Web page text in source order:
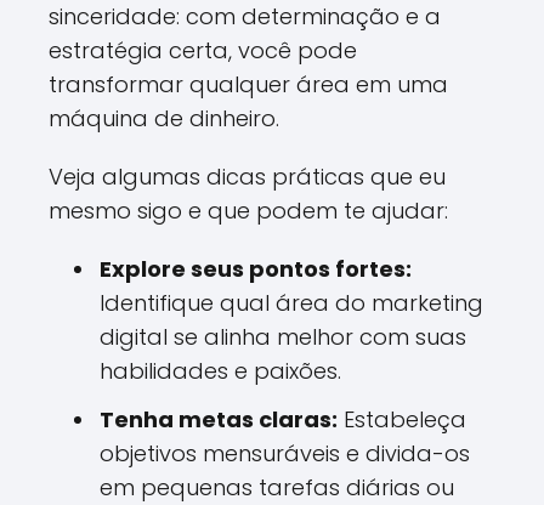
sinceridade: com determinação e a
estratégia certa, você pode
transformar qualquer área em uma
máquina de dinheiro.
Veja algumas dicas práticas que eu
mesmo sigo e que podem te ajudar:
Explore seus pontos fortes:
Identifique qual área do marketing
digital se alinha melhor com suas
habilidades e paixões.
Tenha metas claras: Estabeleça
objetivos mensuráveis e divida-os
em pequenas tarefas diárias ou